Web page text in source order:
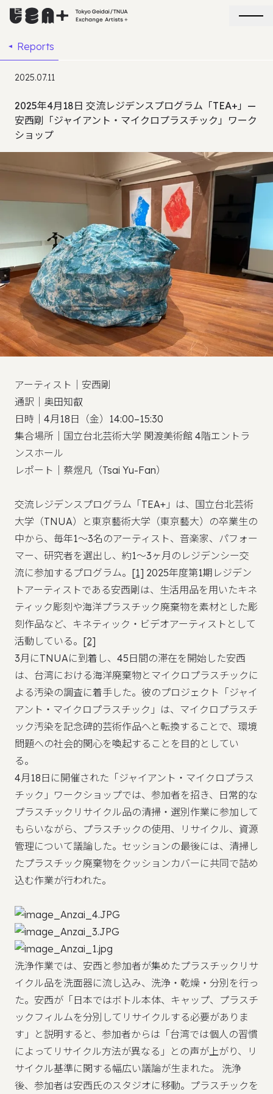
Reports
2025.07.11
2025年4月18日 交流レジデンスプログラム「TEA+」—
安西剛「ジャイアント・マイクロプラスチック」ワーク
ショップ
アーティスト｜安西剛
通訳｜奥田知叡
日時｜4月18日（金）14:00–15:30
集合場所｜国立台北芸術大学 関渡美術館 4階エントラ
ンスホール
レポート｜蔡煜凡（Tsai Yu-Fan）
交流レジデンスプログラム「TEA+」は、国立台北芸術
大学（TNUA）と東京藝術大学（東京藝大）の卒業生の
中から、毎年1～3名のアーティスト、音楽家、パフォー
マー、研究者を選出し、約1～3ヶ月のレジデンシー交
流に参加するプログラム。 [1] 2025年度第1期レジデン
トアーティストである安西剛は、生活用品を用いたキネ
ティック彫刻や海洋プラスチック廃棄物を素材とした彫
刻作品など、キネティック・ビデオアーティストとして
活動している。 [2]
3月にTNUAに到着し、45日間の滞在を開始した安西
は、台湾における海洋廃棄物とマイクロプラスチックに
よる汚染の調査に着手した。彼のプロジェクト「ジャイ
アント・マイクロプラスチック」は、マイクロプラスチ
ック汚染を記念碑的芸術作品へと転換することで、環境
問題への社会的関心を喚起することを目的としてい
る。
4月18日に開催された「ジャイアント・マイクロプラス
チック」ワークショップでは、参加者を招き、日常的な
プラスチックリサイクル品の清掃・選別作業に参加して
もらいながら、プラスチックの使用、リサイクル、資源
管理について議論した。セッションの最後には、清掃し
たプラスチック廃棄物をクッションカバーに共同で詰め
込む作業が行われた。
洗浄作業では、安西と参加者が集めたプラスチックリサ
イクル品を洗面器に流し込み、洗浄・乾燥・分別を行っ
た。安西が「日本ではボトル本体、キャップ、プラスチ
ックフィルムを分別してリサイクルする必要がありま
す」と説明すると、参加者からは「台湾では個人の習慣
によってリサイクル方法が異なる」との声が上がり、リ
サイクル基準に関する幅広い議論が生まれた。 洗浄
後、参加者は安西氏のスタジオに移動。プラスチックを